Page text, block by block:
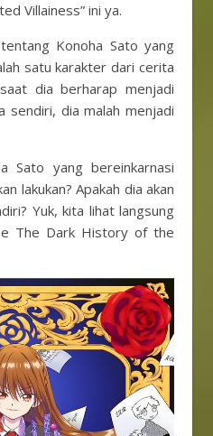
Villainess” ini ya.
Konoha Sato yang
satu karakter dari cerita
dia berharap menjadi
sendiri, dia malah menjadi
Sato yang bereinkarnasi
lakukan? Apakah dia akan
Yuk, kita lihat langsung
The Dark History of the